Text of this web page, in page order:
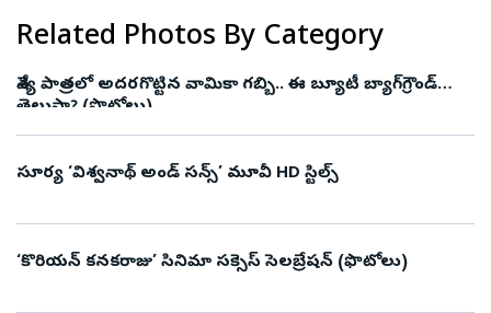
Related Photos By Category
వేశ్య పాత్రలో అదరగొట్టిన వామికా గబ్బి.. ఈ బ్యూటీ బ్యాగ్‌గ్రౌండ్‌
తెలుసా? (ఫొటోలు)
సూర్య ‘విశ్వనాథ్ అండ్ సన్స్’ మూవీ HD స్టిల్స్
‘కొరియన్‌ కనకరాజు’ సినిమా సక్సెస్‌ సెలబ్రేషన్‌ (ఫొటోలు)